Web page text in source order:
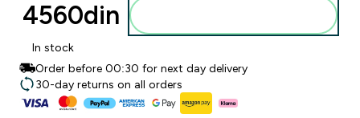
4560din‎
In stock
Order before 00:30 for next day delivery
30-day returns on all orders